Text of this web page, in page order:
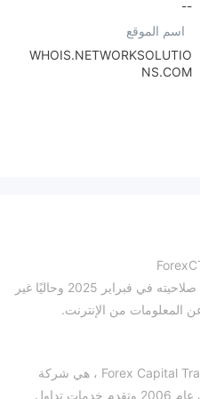
--
اسم الموقع
WHOIS.NETWORKSOLUTIO
NS.COM
سينتهي صلاحيته في فبراير 2025 وحاليًا غير
المعلومات من الإنترنت.
ForexCT ، بالاسم الكامل Forex Capital Trading Ltd ، هي شركة
مالية مقرها في أستراليا تأسست في عام 2006 وتقدم خدمات تداول